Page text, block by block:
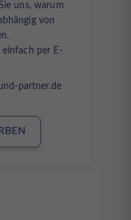
uns, warum
von
einfach per E-
partner.de